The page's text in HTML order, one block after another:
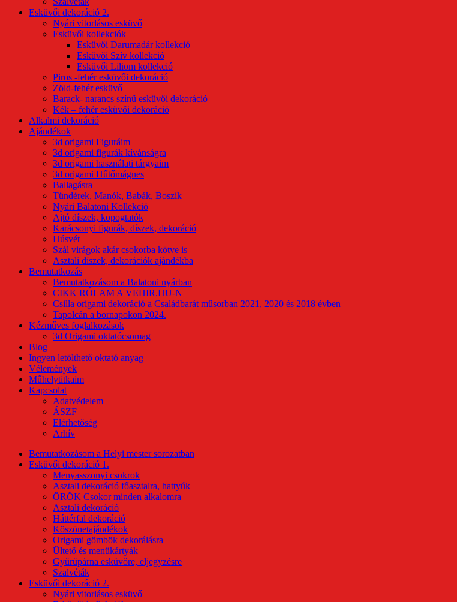
Esküvői dekoráció 2.
Nyári vitorlásos esküvő
Esküvői kollekciók
Esküvői Darumadár kollekció
Esküvői Szív kollekció
Esküvői Liliom kollekció
Piros -fehér esküvői dekoráció
Zöld-fehér esküvő
Barack- narancs színű esküvői dekoráció
Kék – fehér esküvői dekoráció
Alkalmi dekoráció
Ajándékok
3d origami Figuráim
3d origami figurák kívánságra
3d origami használati tárgyaim
3d origami Hűtőmágnes
Ballagásra
Tündérek, Manók, Babák, Boszik
Nyári Balatoni Kollekció
Ajtó díszek, kopogtatók
Karácsonyi figurák, díszek, dekoráció
Húsvét
Szál virágok akár csokorba kötve is
Asztali díszek, dekorációk ajándékba
Bemutatkozás
Bemutatkozásom a Balatoni nyárban
CIKK RÓLAM A VEHIR.HU-N
Csilla origami dekoráció a Családbarát műsorban 2021, 2020 és 2018 évben
Tapolcán a bornapokon 2024.
Kézműves foglalkozások
3d Origami oktatócsomag
Blog
Ingyen letölthető oktató anyag
Vélemények
Műhelytitkaim
Kapcsolat
Adatvédelem
ÁSZF
Elérhetőség
Arhív
Bemutatkozásom a Helyi mester sorozatban
Esküvői dekoráció 1.
Menyasszonyi csokrok
Asztali dekoráció főasztalra, hattyúk
ÖRÖK Csokor minden alkalomra
Asztali dekoráció
Háttérfal dekoráció
Köszönetajándékok
Origami gömbök dekorálásra
Ültető és menükártyák
Gyűrűpárna esküvőre, eljegyzésre
Szalvéták
Esküvői dekoráció 2.
Nyári vitorlásos esküvő